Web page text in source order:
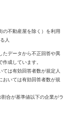
の不動産屋を除く）を利用
人
たデータから不正回答や異
成しています。
は有効回答者数が規定人
おいては有効回答者数が規
合が基準値以下の企業がラ